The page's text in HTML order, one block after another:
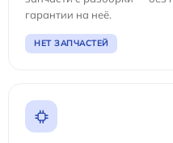
гарантии на неё.
НЕТ ЗАПЧАСТЕЙ